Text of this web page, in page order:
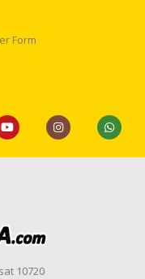
Form
10720